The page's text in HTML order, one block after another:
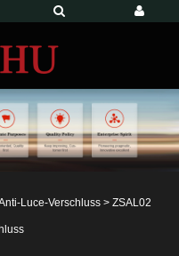
Luce-Verschluss > ZSAL02